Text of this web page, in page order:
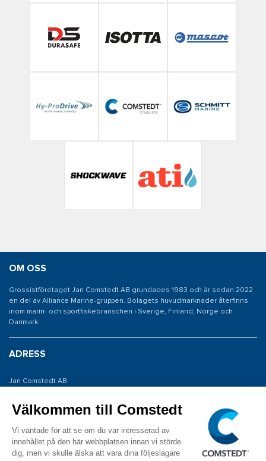
OM OSS
Grossistföretaget Jan Comstedt AB grundades 1983 och är sedan 2022
en del av Alliance Marine-gruppen. Bolagets huvudmarknader återfinns
inom marin- och sportfiskebranschen i Sverige, Finland, Norge och
Danmark.
ADRESS
Jan Comstedt AB
426 53 Västra Frölunda
KONTAKTA OSS